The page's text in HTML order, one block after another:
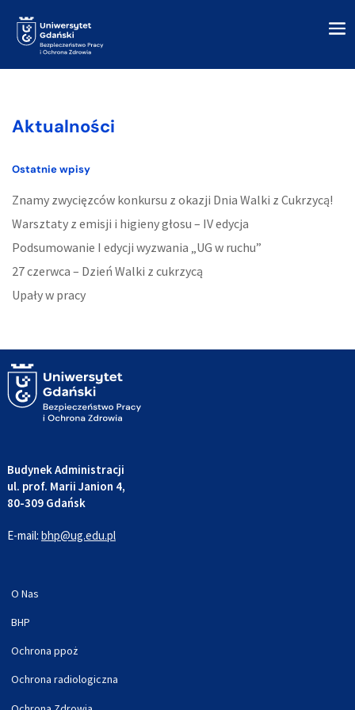
Aktualności
Ostatnie wpisy
Znamy zwycięzców konkursu z okazji Dnia Walki z Cukrzycą!
Warsztaty z emisji i higieny głosu – IV edycja
Podsumowanie I edycji wyzwania „UG w ruchu”
27 czerwca – Dzień Walki z cukrzycą
Upały w pracy
Budynek Administracji
ul. prof. Marii Janion 4,
80-309 Gdańsk
E-mail: bhp@ug.edu.pl
O Nas
BHP
Ochrona ppoż
Ochrona radiologiczna